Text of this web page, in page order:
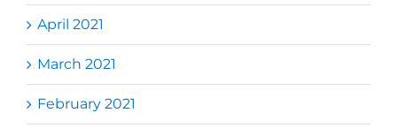
April 2021
March 2021
February 2021